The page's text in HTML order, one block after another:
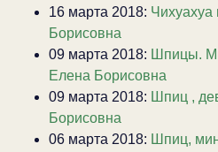
16 марта 2018: Чихуахуа
Борисовна
09 марта 2018: Шпицы.
Елена Борисовна
09 марта 2018: Шпиц ,
Борисовна
06 марта 2018: Шпиц,